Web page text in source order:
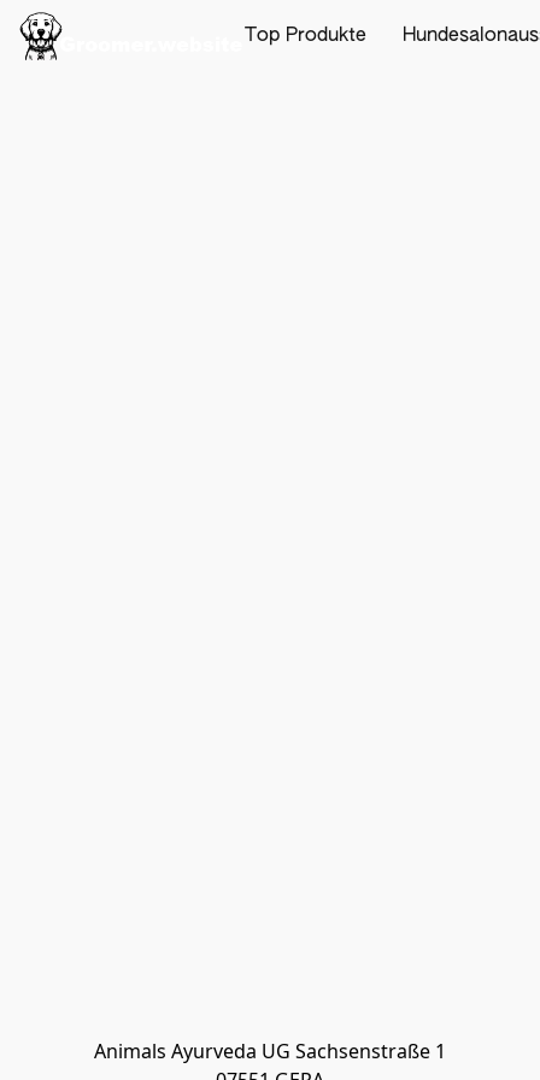
Top Produkte
Animals Ayurveda UG Sachsenstraße 1